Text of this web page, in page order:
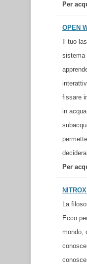
Per
OPEN
Il tuo
sistema
fissare
in
Per
La
Ecco
mondo,